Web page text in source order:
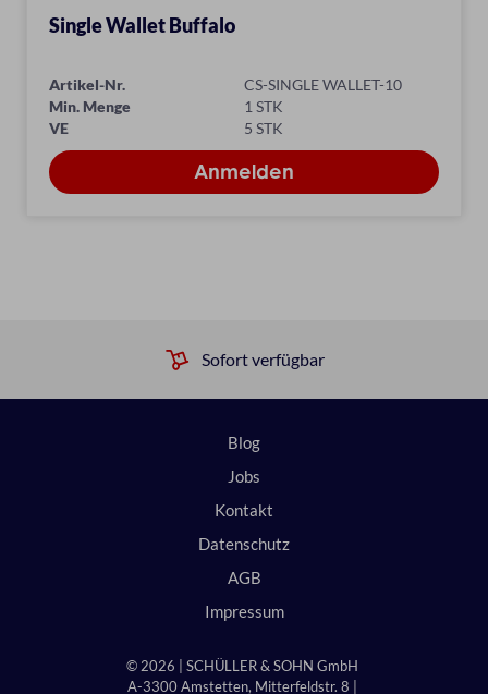
Single Wallet Buffalo
Artikel-Nr.
CS-SINGLE WALLET-10
Min. Menge
1 STK
VE
5 STK
Sofort verfügbar
© 2026 | SCHÜLLER & SOHN GmbH
A-3300 Amstetten, Mitterfeldstr. 8 |
Blog
Jobs
Kontakt
Datenschutz
AGB
Impressum